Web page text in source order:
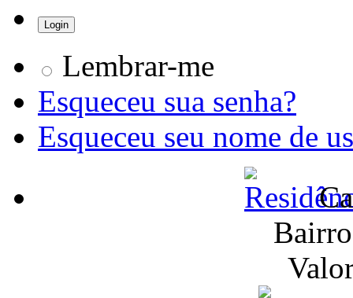
Lembrar-me
Esqueceu sua senha?
Esqueceu seu nome de